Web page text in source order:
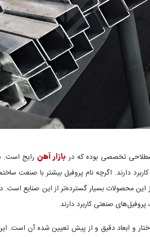
تخصصی بوده که در بازار آهن رایج است.
دارند. اگرچه نام پروفیل بیشتر با صنعت
این محصولات بسیار گسترده‌تر از این صنایع است.
صنعتی کاربرد دارند.
و ابعاد دقیق و از پیش تعیین شده آن است.